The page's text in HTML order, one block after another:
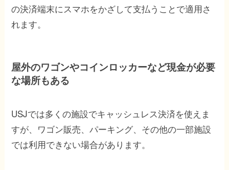
の決済端末にスマホをかざして支払うことで適用さ
れます。
屋外のワゴンやコインロッカーなど現金が必要
な場所もある
USJでは多くの施設でキャッシュレス決済を使えま
すが、ワゴン販売、パーキング、その他の一部施設
では利用できない場合があります。